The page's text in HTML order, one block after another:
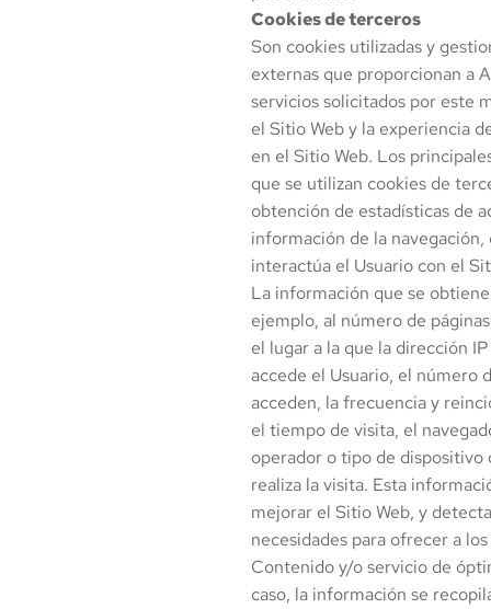
Cookies de terceros
Son cookies utilizadas y
externas que proporcionan a
servicios solicitados por este
el Sitio Web y la experiencia
en el Sitio Web. Los
que se utilizan cookies de
obtención de estadísticas de
información de la navegación,
interactúa el Usuario con el
La información que se
ejemplo, al número de
el lugar a la que la dirección
accede el Usuario, el número
acceden, la frecuencia y
el tiempo de visita, el
operador o tipo de dispositivo
realiza la visita. Esta
mejorar el Sitio Web, y
necesidades para ofrecer a
Contenido y/o servicio de
caso, la información se